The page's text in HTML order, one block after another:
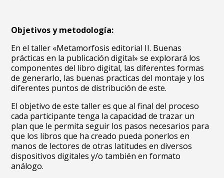
Objetivos y metodología:
En el taller «Metamorfosis editorial II. Buenas
prácticas en la publicación digital» se explorará los
componentes del libro digital, las diferentes formas
de generarlo, las buenas practicas del montaje y los
diferentes puntos de distribución de este.
El objetivo de este taller es que al final del proceso
cada participante tenga la capacidad de trazar un
plan que le permita seguir los pasos necesarios para
que los libros que ha creado pueda ponerlos en
manos de lectores de otras latitudes en diversos
dispositivos digitales y/o también en formato
análogo.